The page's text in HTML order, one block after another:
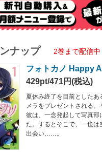
ンナップ 2巻まで配信中
フォトカノ Happy
429pt/471円(税込)
夏休み終了を目前としたあ
メラをプレゼントされる
彼は、一念発起して写真
た。するとそこで、一也は
出会い……。